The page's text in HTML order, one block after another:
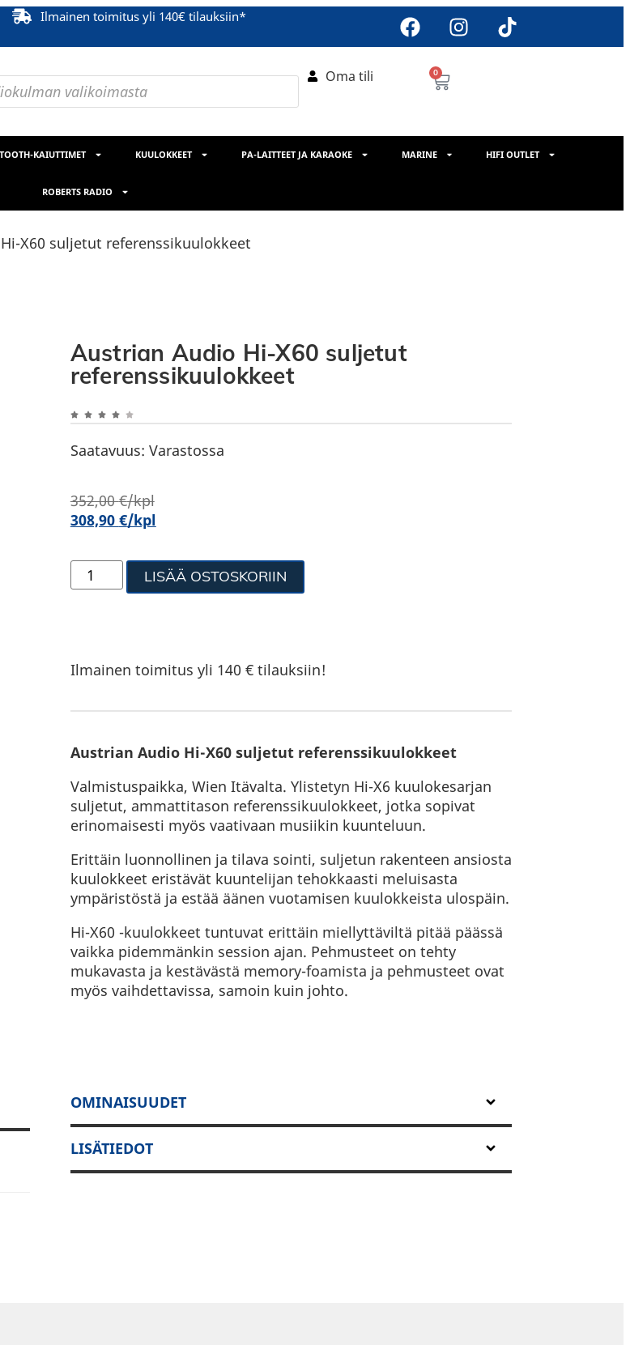
Ilmainen toimitus yli 140€ tilauksiin*
Oma tili 0
KAIUTTIMET KUULOKKEET PA-LAITTEET JA KARAOKE MARINE HIFI OUTLET
ROBERTS RADIO
X60 suljetut referenssikuulokkeet
Austrian Audio Hi-X60 suljetut
referenssikuulokkeet
Saatavuus: Varastossa
352,00€/kpl
308,90 €/kpl
LISÄÄ OSTOSKORIIN
Ilmainen toimitus yli 140 € tilauksiin!
Austrian Audio Hi-X60 suljetut referenssikuulokkeet
Valmistuspaikka, Wien Itävalta. Ylistetyn Hi-X6 kuulokesarjan
suljetut, ammattitason referenssikuulokkeet, jotka sopivat
erinomaisesti myös vaativaan musiikin kuunteluun.
Erittäin luonnollinen ja tilava sointi, suljetun rakenteen ansiosta
kuulokkeet eristävät kuuntelijan tehokkaasti meluisasta
ympäristöstä ja estää äänen vuotamisen kuulokkeista ulospäin.
Hi-X60 -kuulokkeet tuntuvat erittäin miellyttäviltä pitää päässä
vaikka pidemmänkin session ajan. Pehmusteet on tehty
mukavasta ja kestävästä memory-foamista ja pehmusteet ovat
myös vaihdettavissa, samoin kuin johto.
OMINAISUUDET
LISÄTIEDOT